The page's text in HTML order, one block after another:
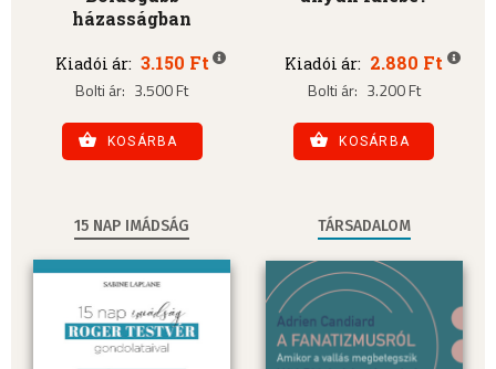
házasságban
Kiadói ár: 3.150 Ft
Bolti ár: 3.500 Ft
KOSÁRBA
Kiadói ár: 2.880 Ft
Bolti ár: 3.200 Ft
KOSÁRBA
15 NAP IMÁDSÁG TÁRSADALOM